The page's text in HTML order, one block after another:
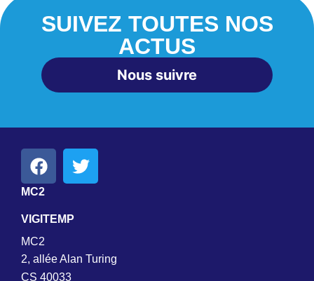
SUIVEZ TOUTES NOS
ACTUS
Nous suivre
MC2
VIGITEMP
MC2
2, allée Alan Turing
CS 40033